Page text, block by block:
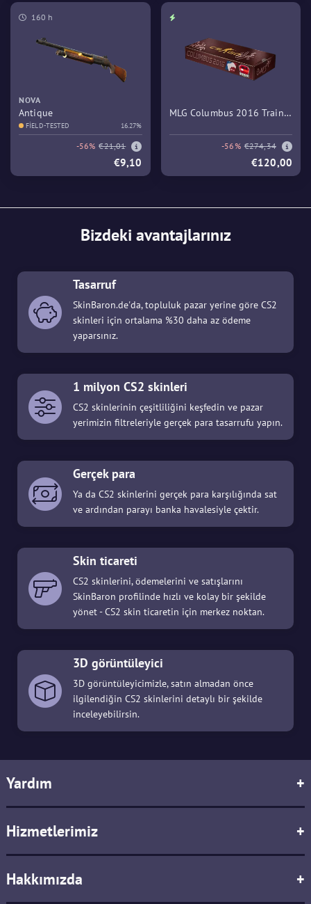
160 h
NOVA
Antique
FIELD-TESTED 16.27%
-56% €21,01
€9,10
MLG Columbus 2016 Train
-56% €274,34
€120,00
Bizdeki avantajlarınız
Tasarruf
SkinBaron.de'da, topluluk pazar yerine göre CS2
skinleri için ortalama %30 daha az ödeme
yaparsınız.
1 milyon CS2 skinleri
CS2 skinlerinin çeşitliliğini keşfedin ve pazar
yerimizin filtreleriyle gerçek para tasarrufu yapın.
Gerçek para
Ya da CS2 skinlerini gerçek para karşılığında sat
ve ardından parayı banka havalesiyle çektir.
Skin ticareti
CS2 skinlerini, ödemelerini ve satışlarını
SkinBaron profilinde hızlı ve kolay bir şekilde
yönet - CS2 skin ticaretin için merkez noktan.
3D görüntüleyici
3D görüntüleyicimizle, satın almadan önce
ilgilendiğin CS2 skinlerini detaylı bir şekilde
inceleyebilirsin.
Yardım +
Hizmetlerimiz +
Hakkımızda +